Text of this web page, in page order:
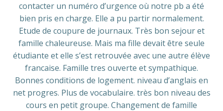
contacter un numéro dʼurgence où notre pb a été
bien pris en charge. Elle a pu partir normalement.
Etude de coupure de journaux. Très bon sejour et
famille chaleureuse. Mais ma fille devait être seule
étudiante et elle sʼest retrouvée avec une autre élève
francaise. Famille tres ouverte et sympathique.
Bonnes conditions de logement. niveau dʼanglais en
net progres. Plus de vocabulaire. très bon niveau des
cours en petit groupe. Changement de famille